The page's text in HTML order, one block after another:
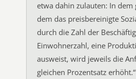
etwa dahin zulauten: In dem
dem das preisbereinigte
durch die Zahl der
Einwohnerzahl, eine
ausweist, wird jeweils die
gleichen Prozentsatz erhöht.“